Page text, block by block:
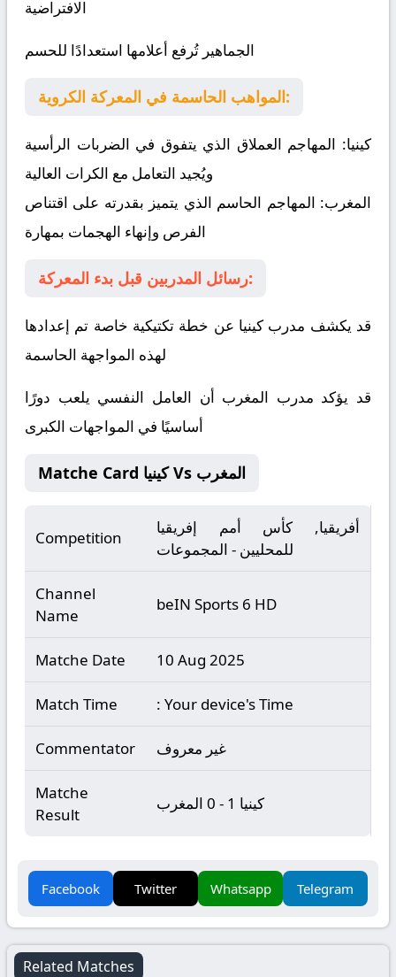
الافتراضية
الجماهير تُرفع أعلامها استعدادًا للحسم
المواهب الحاسمة في المعركة الكروية:
كينيا: المهاجم العملاق الذي يتفوق في الضربات الرأسية
ويُجيد التعامل مع الكرات العالية
المغرب: المهاجم الحاسم الذي يتميز بقدرته على اقتناص
الفرص وإنهاء الهجمات بمهارة
رسائل المدربين قبل بدء المعركة:
قد يكشف مدرب كينيا عن خطة تكتيكية خاصة تم إعدادها
لهذه المواجهة الحاسمة
قد يؤكد مدرب المغرب أن العامل النفسي يلعب دورًا
أساسيًا في المواجهات الكبرى
Matche Card كينيا Vs المغرب
Competition
أفريقيا, كأس أمم إفريقيا
للمحليين - المجموعات
Channel
Name
beIN Sports 6 HD
Matche Date 10 Aug 2025
Match Time : Your device's Time
Commentator غير معروف
Matche
Result
كينيا 1 - 0 المغرب
Facebook Twitter Whatsapp Telegram
Related Matches